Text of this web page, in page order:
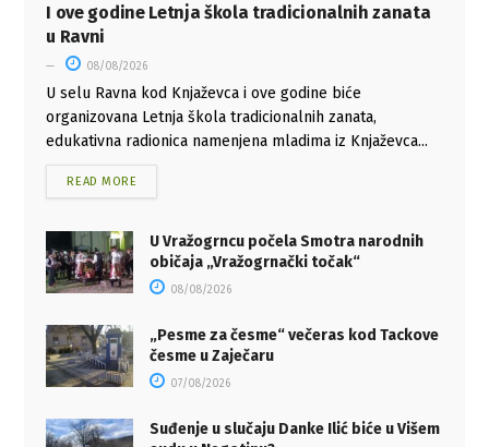
I ove godine Letnja škola tradicionalnih zanata
u Ravni
08/08/2026
U selu Ravna kod Knjaževca i ove godine biće
organizovana Letnja škola tradicionalnih zanata,
edukativna radionica namenjena mladima iz Knjaževca...
READ MORE
U Vražogrncu počela Smotra narodnih
običaja „Vražogrnački točak“
08/08/2026
„Pesme za česme“ večeras kod Tackove
česme u Zaječaru
07/08/2026
Suđenje u slučaju Danke Ilić biće u Višem